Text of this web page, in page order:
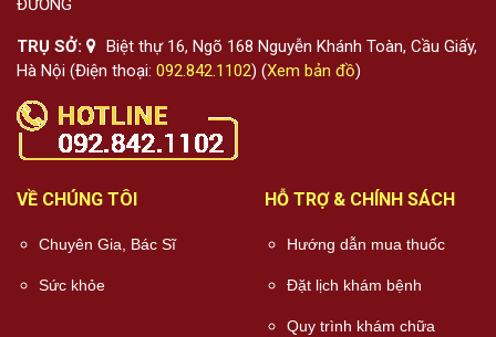
ĐƯỜNG
TRỤ SỞ:
Biệt thự 16, Ngõ 168 Nguyễn Khánh Toàn, Cầu Giấy,
Hà Nội (Điện thoại: 092.842.1102) (Xem bản đồ)
VỀ CHÚNG TÔI
Chuyên Gia, Bác Sĩ
Sức khỏe
HỖ TRỢ & CHÍNH SÁCH
Hướng dẫn mua thuốc
Đặt lịch khám bệnh
Quy trình khám chữa